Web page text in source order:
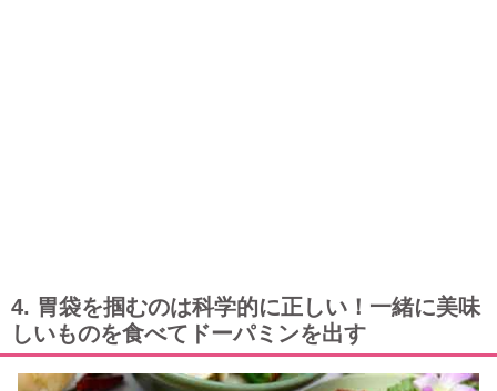
4. 胃袋を掴むのは科学的に正しい！一緒に美味
しいものを食べてドーパミンを出す